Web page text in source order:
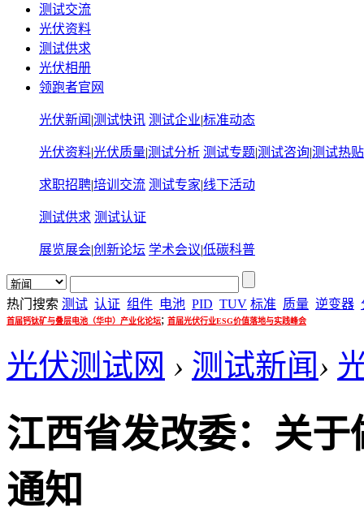
测试交流
光伏资料
测试供求
光伏相册
领跑者官网
光伏新闻 |测试快讯 测试企业|标准动态
光伏资料|光伏质量|测试分析 测试专题|测试咨询|测试热贴
求职招聘|培训交流 测试专家|线下活动
测试供求 测试认证
展览展会|创新论坛 学术会议|低碳科普
热门搜索 测试 认证 组件 电池 PID TUV 标准 质量 逆变器
首届钙钛矿与叠层电池（华中）产业化论坛; 首届光伏行业ESG价值落地与实践峰会
光伏测试网 › 测试新闻›
江西省发改委：关
通知